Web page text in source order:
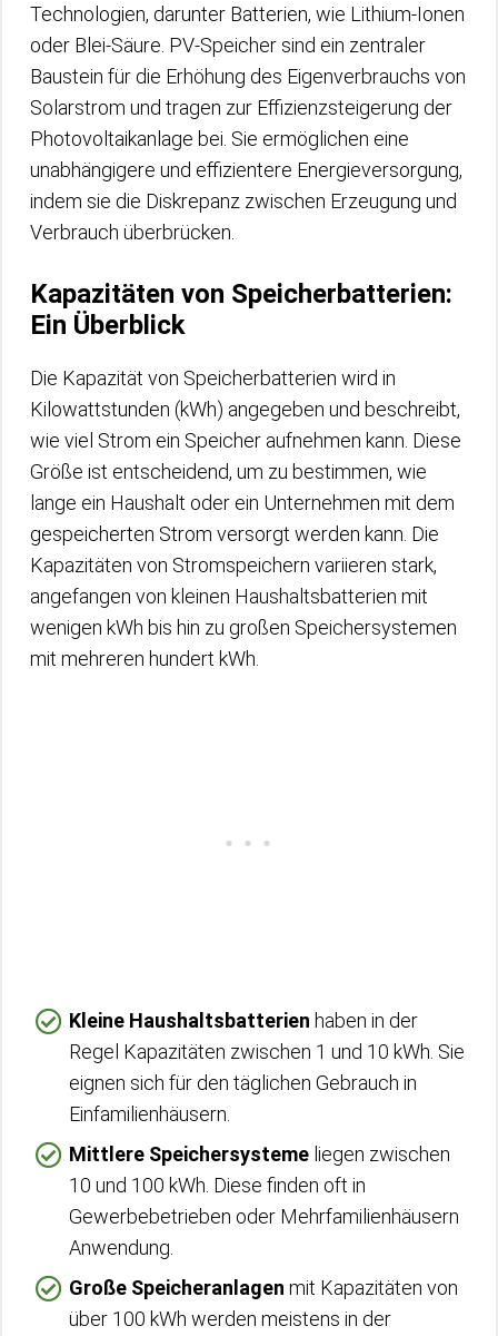
Technologien, darunter Batterien, wie Lithium-Ionen
oder Blei-Säure. PV-Speicher sind ein zentraler
Baustein für die Erhöhung des Eigenverbrauchs von
Solarstrom und tragen zur Effizienzsteigerung der
Photovoltaikanlage bei. Sie ermöglichen eine
unabhängigere und effizientere Energieversorgung,
indem sie die Diskrepanz zwischen Erzeugung und
Verbrauch überbrücken.
Kapazitäten von Speicherbatterien:
Ein Überblick
Die Kapazität von Speicherbatterien wird in
Kilowattstunden (kWh) angegeben und beschreibt,
wie viel Strom ein Speicher aufnehmen kann. Diese
Größe ist entscheidend, um zu bestimmen, wie
lange ein Haushalt oder ein Unternehmen mit dem
gespeicherten Strom versorgt werden kann. Die
Kapazitäten von Stromspeichern variieren stark,
angefangen von kleinen Haushaltsbatterien mit
wenigen kWh bis hin zu großen Speichersystemen
mit mehreren hundert kWh.
Kleine Haushaltsbatterien haben in der
Regel Kapazitäten zwischen 1 und 10 kWh. Sie
eignen sich für den täglichen Gebrauch in
Einfamilienhäusern.
Mittlere Speichersysteme liegen zwischen
10 und 100 kWh. Diese finden oft in
Gewerbebetrieben oder Mehrfamilienhäusern
Anwendung.
Große Speicheranlagen mit Kapazitäten von
über 100 kWh werden meistens in der